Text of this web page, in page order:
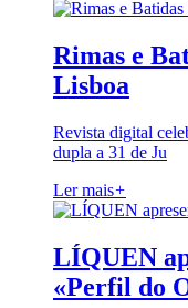
Rimas e
Lisboa
Revista digital
dupla a 31 de Ju
Ler mais+
LÍQUEN
«Perfil do